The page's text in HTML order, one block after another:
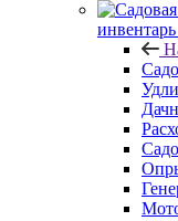
инвентарь